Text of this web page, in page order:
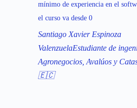
mínimo de experiencia en el
el curso va desde 0
Santiago Xavier Espinoza
ValenzuelaEstudiante de
Agronegocios, Avalúos y
🇪🇨